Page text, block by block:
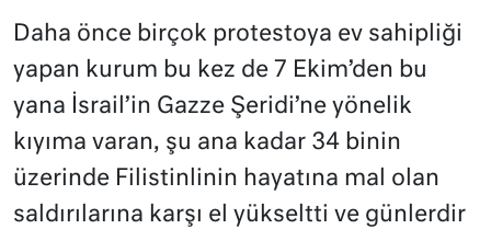
Daha önce birçok protestoya ev sahipliği
yapan kurum bu kez de 7 Ekim’den bu
yana İsrail’in Gazze Şeridi’ne yönelik
kıyıma varan, şu ana kadar 34 binin
üzerinde Filistinlinin hayatına mal olan
saldırılarına karşı el yükseltti ve günlerdir